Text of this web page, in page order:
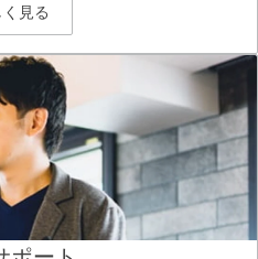
見る